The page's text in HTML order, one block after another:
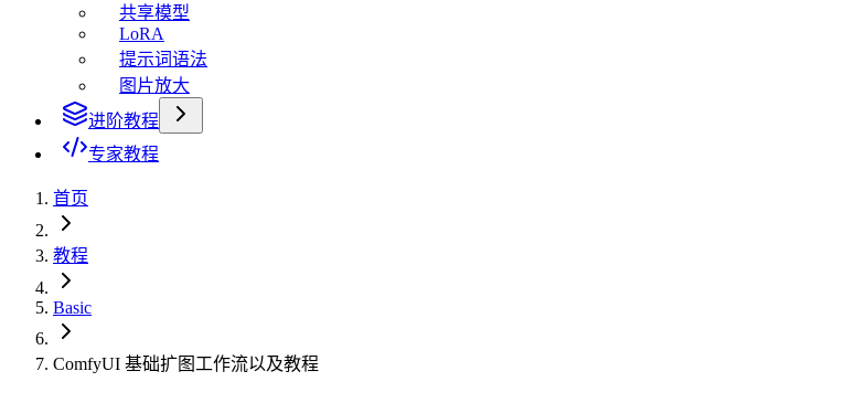
共享模型
LoRA
提示词语法
图片放大
进阶教程
专家教程
首页
教程
Basic
ComfyUI 基础扩图工作流以及教程